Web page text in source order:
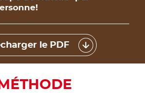
le PDF
MÉTHODE